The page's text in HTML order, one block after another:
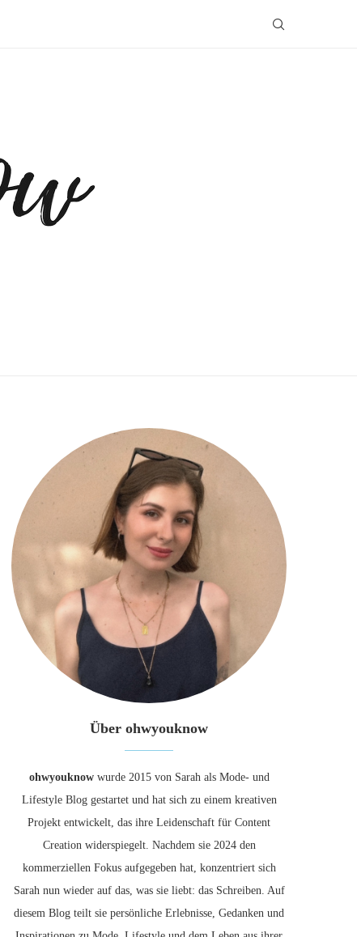
Über ohwyouknow
ohwyouknowwurde 2015 von Sarah als Mode- und
Lifestyle Blog gestartet und hat sich zu einem kreativen
Projekt entwickelt, das ihre Leidenschaft für Content
Creation widerspiegelt. Nachdem sie 2024 den
kommerziellen Fokus aufgegeben hat, konzentriert sich
Sarah nun wieder auf das, was sie liebt: das Schreiben. Auf
diesem Blog teilt sie persönliche Erlebnisse, Gedanken und